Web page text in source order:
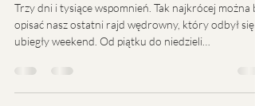
Trzy dni, które zostają w sercu
rajd wędrowny
Trzy dni i tysiące wspomnień. Tak najkrócej można
opisać nasz ostatni rajd wędrowny, który odbył się